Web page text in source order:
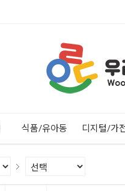
식품/유아동 디지털/가